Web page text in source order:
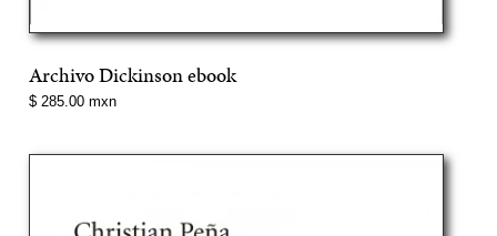
Archivo Dickinson ebook
Precio
$ 285.00 mxn